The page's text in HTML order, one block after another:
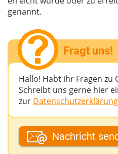
genannt.
Fragt uns!
Hallo! Habt ihr Fragen
Schreibt uns gerne hier
zur
Dein Fantasiename
Nachricht